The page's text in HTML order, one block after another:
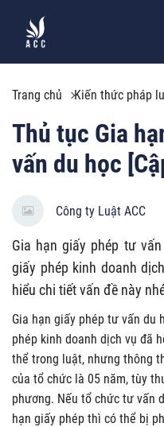
Trang chủ Kiến thức pháp
Thủ tục Gia
vấn du học
Công ty Luật ACC
Gia hạn giấy phép tư
giấy phép kinh doanh
hiểu chi tiết vấn đề này
Gia hạn giấy phép tư vấn du
phép kinh doanh dịch vụ đã
thể trong luật, nhưng thông
của tổ chức là 05 năm, tùy
phương. Nếu tổ chức tư vấn
hạn giấy phép thì có thể bị